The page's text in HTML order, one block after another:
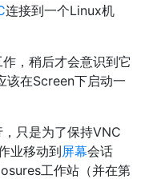
连接到一个Linux机
，稍后才会意识到它
该在Screen下启动一
只是为了保持VNC
业移动到屏幕会话
工作站（并在第